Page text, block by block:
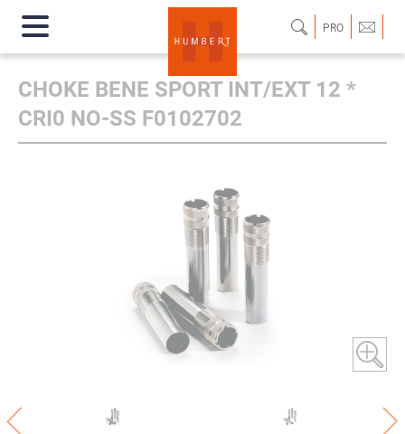
PRO
CHOKE BENE SPORT INT/EXT 12 *
CRI0 NO-SS F0102702